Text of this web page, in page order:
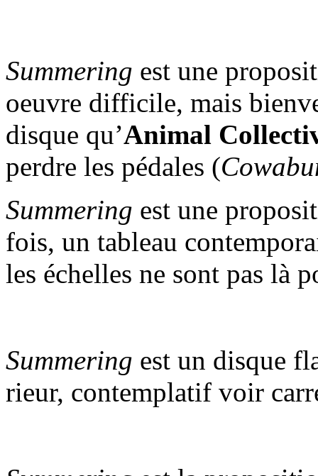
Summering est une
oeuvre difficile, mais
disque qu’Animal
perdre les pédales (
Summering est une
fois, un tableau
les échelles ne sont pas là
Summering est un disque
rieur, contemplatif voir